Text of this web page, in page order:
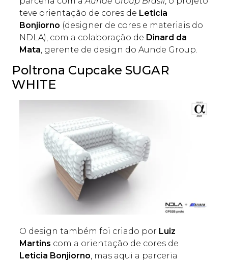
teve orientação de cores de Leticia
Bonjiorno (designer de cores e materiais do
NDLA), com a colaboração de Dinard da
Mata , gerente de design do Aunde Group.
Poltrona Cupcake SUGAR
WHITE
O design também foi criado por Luiz
Martins com a orientação de cores de
Leticia Bonjiorno, mas aqui a parceria